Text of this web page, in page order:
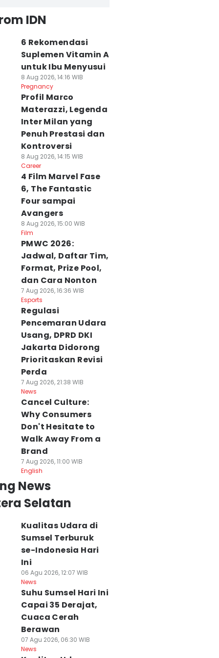
IDN
6 Rekomendasi
Suplemen Vitamin A
untuk Ibu Menyusui
8 Aug 2026, 14:16 WIB
Pregnancy
Profil Marco
Materazzi, Legenda
Inter Milan yang
Penuh Prestasi dan
Kontroversi
8 Aug 2026, 14:15 WIB
Career
4 Film Marvel Fase
6, The Fantastic
Four sampai
Avangers
8 Aug 2026, 15:00 WIB
Film
PMWC 2026:
Jadwal, Daftar Tim,
Format, Prize Pool,
dan Cara Nonton
7 Aug 2026, 16:36 WIB
Esports
Regulasi
Pencemaran Udara
Usang, DPRD DKI
Jakarta Didorong
Prioritaskan Revisi
Perda
7 Aug 2026, 21:38 WIB
News
Cancel Culture:
Why Consumers
Don't Hesitate to
Walk Away From a
Brand
7 Aug 2026, 11:00 WIB
English
News
Selatan
Kualitas Udara di
Sumsel Terburuk
se-Indonesia Hari
Ini
06 Agu 2026, 12:07 WIB
News
Suhu Sumsel Hari Ini
Capai 35 Derajat,
Cuaca Cerah
Berawan
07 Agu 2026, 06:30 WIB
News